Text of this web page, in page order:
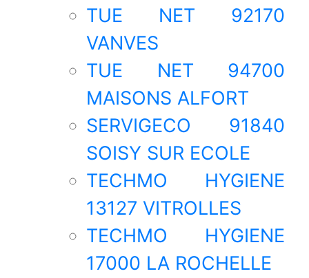
TUE NET 92170
VANVES
TUE NET 94700
MAISONS ALFORT
SERVIGECO 91840
SOISY SUR ECOLE
TECHMO HYGIENE
13127 VITROLLES
TECHMO HYGIENE
17000 LA ROCHELLE